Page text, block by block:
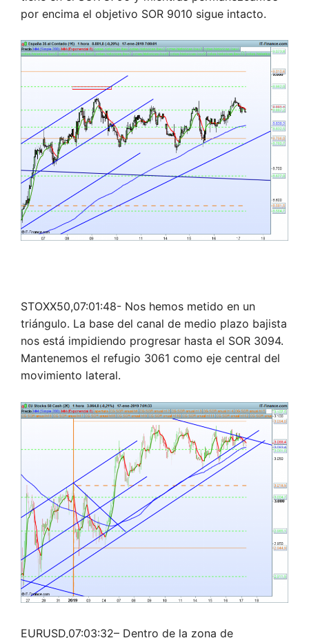
por encima el objetivo SOR 9010 sigue intacto.
STOXX50,07:01:48- Nos hemos metido en un
triángulo. La base del canal de medio plazo bajista
nos está impidiendo progresar hasta el SOR 3094.
Mantenemos el refugio 3061 como eje central del
movimiento lateral.
EURUSD,07:03:32– Dentro de la zona de